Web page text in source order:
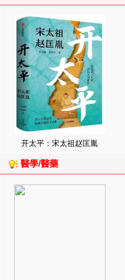
开太平：宋太祖赵匡胤
醫學/醫藥